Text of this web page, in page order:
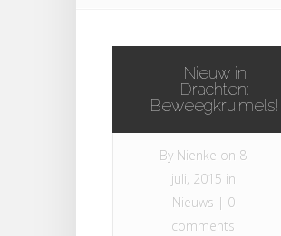
Nieuw in
Drachten:
Beweegkruimels!
By Nienke on 8
juli, 2015 in
Nieuws | 0
comments